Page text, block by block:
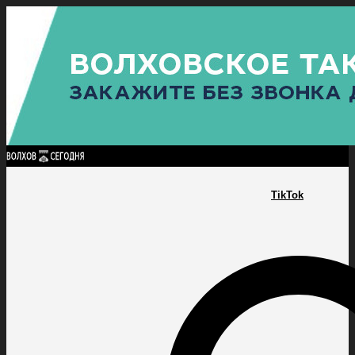
TikTok
Найти:
ГЛАВНАЯ ПОЛИТИКАПРОИСШЕСТВИЯ ПРОКУРАТУРАСПОРТ
ПОЛИТИКА
КУЛЬТУРА
ПОСЕЛЕНИЯ